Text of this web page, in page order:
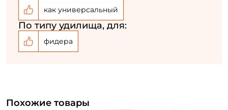
как универсальный
По типу удилища, для:
фидера
Похожие товары